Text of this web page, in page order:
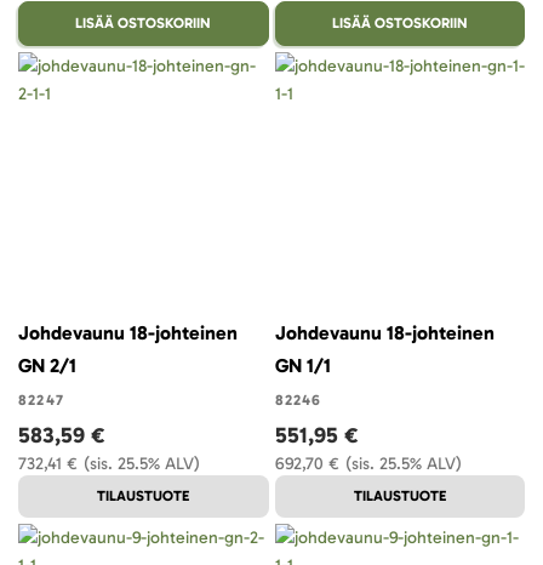
LISÄÄ OSTOSKORIIN LISÄÄ OSTOSKORIIN
Johdevaunu 18-johteinen
GN 2/1
82247
(sis. 25.5% ALV)
732,41 €
583,59 €
TILAUSTUOTE
Johdevaunu 18-johteinen
GN 1/1
82246
(sis. 25.5% ALV)
692,70 €
551,95 €
TILAUSTUOTE